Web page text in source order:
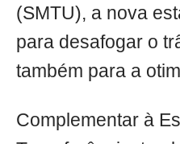
(SMTU), a nova
para desafogar o
também para a
Complementar à